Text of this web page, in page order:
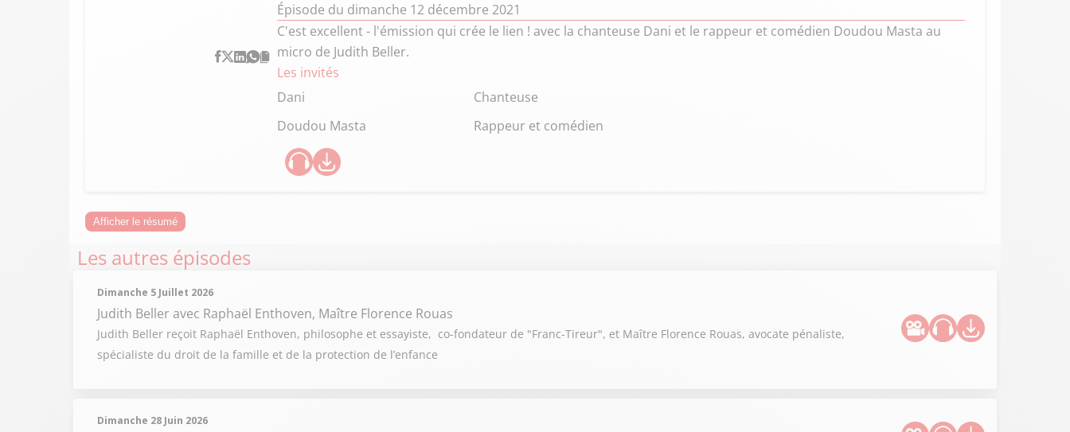
Épisode du dimanche 12 décembre 2021
C'est excellent - l'émission qui crée le lien ! avec la chanteuse Dani et le rappeur et comédien Doudou Masta au
micro de Judith Beller.
Les invités
Dani
Chanteuse
Doudou Masta
Rappeur et comédien
Afficher le résumé
Les autres épisodes
Dimanche 5 Juillet 2026
Judith Beller avec Raphaël Enthoven, Maître Florence Rouas
Judith Beller reçoit Raphaël Enthoven, philosophe et essayiste, co-fondateur de "Franc-Tireur", et Maître Florence Rouas, avocate pénaliste,
spécialiste du droit de la famille et de la protection de l’enfance
Dimanche 28 Juin 2026